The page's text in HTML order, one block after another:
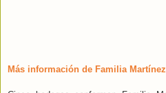
Más información de Familia